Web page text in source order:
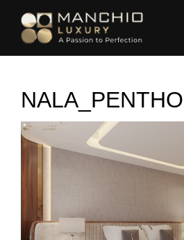
Home/Thi công nội thất/NALA